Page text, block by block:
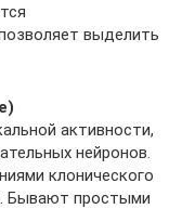
выделить
активности,
нейронов.
клонического
Бывают простыми